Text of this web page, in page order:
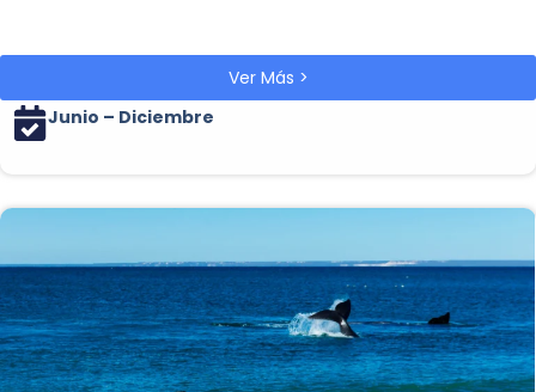
Ver Más >
Junio – Diciembre